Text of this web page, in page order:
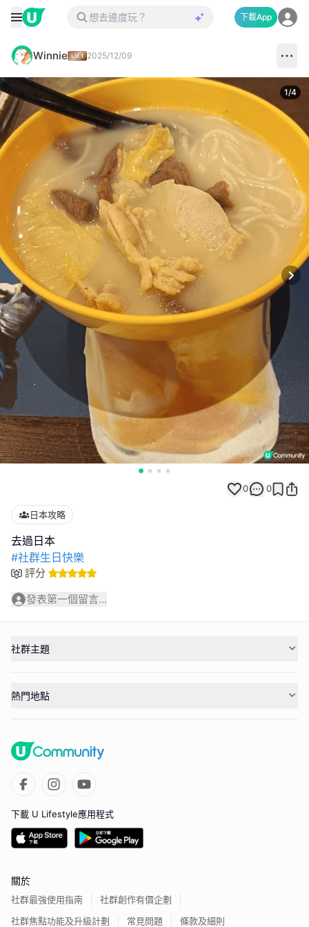
下載App
Winnie 2025/12/09
1/4
0 0
日本攻略
#社群生日快樂
評分
發表第一個留言...
社群主題
熱門地點
下載 U Lifestyle應用程式
關於
社群最強使用指南
社群創作有價企劃
社群焦點功能及升級計劃
常見問題 條款及細則